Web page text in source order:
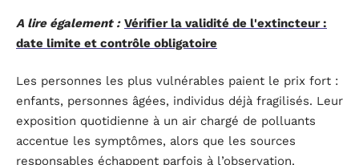
A lire également : Vérifier la validité de l'extincteur :
date limite et contrôle obligatoire
Les personnes les plus vulnérables paient le prix fort :
enfants, personnes âgées, individus déjà fragilisés. Leur
exposition quotidienne à un air chargé de polluants
accentue les symptômes, alors que les sources
responsables échappent parfois à l’observation.